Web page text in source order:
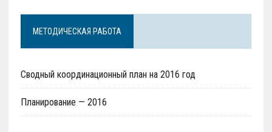
МЕТОДИЧЕСКАЯ РАБОТА
Сводный координационный план на 2016 год
Планирование — 2016